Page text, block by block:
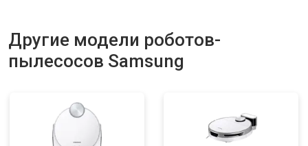
Другие модели роботов-
пылесосов Samsung